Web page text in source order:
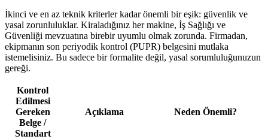
İkinci ve en az teknik kriterler kadar önemli bir eşik: güvenlik ve
yasal zorunluluklar. Kiraladığınız her makine, İş Sağlığı ve
Güvenliği mevzuatına birebir uyumlu olmak zorunda. Firmadan,
ekipmanın son periyodik kontrol (PUPR) belgesini mutlaka
istemelisiniz. Bu sadece bir formalite değil, yasal sorumluluğunuzun
gereği.
Kontrol
Edilmesi
Gereken
Belge /
Standart
Açıklama Neden Önemli?